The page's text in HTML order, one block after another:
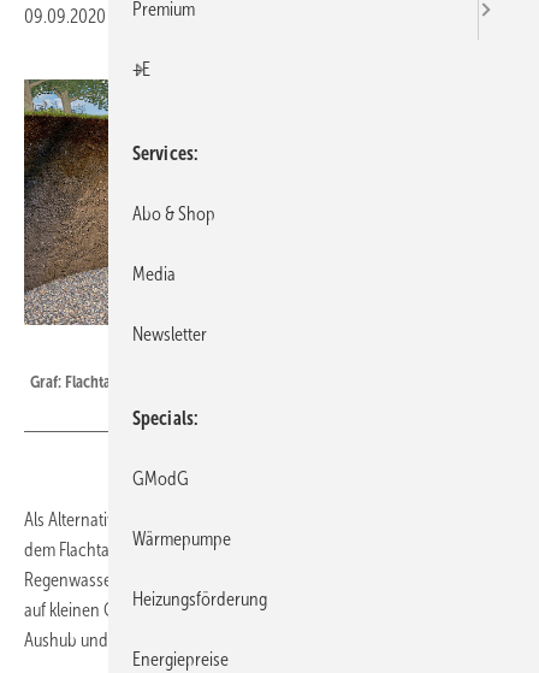
09.09.2020 Veröffentlicht in
Graf: Flachtank Platin XXL Versickerung Plus.
Als Alternative zu herkömmlichen Versickerungsrigolen bietet Graf mit
dem Flachtank „Platin XXL Versickerung Plus“ ein System an, das ­
Regenwassernutzung und -versickerung kombiniert. Es lässt sich auch
auf kleinen Grundstücken einbauen und reduziert den Aufwand beim
Aushub und der Installation.
Premium
+E
Services
Abo & Shop
Media
Newsletter
Specials
GModG
Wärmepumpe
Heizungsförderung
Energiepreise